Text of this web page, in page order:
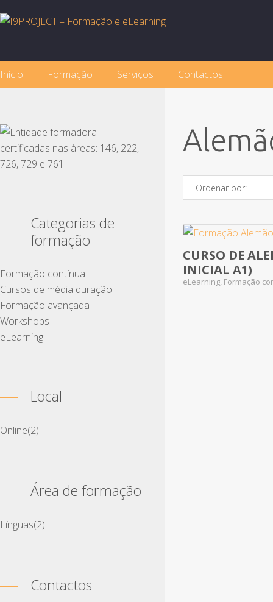
Início Formação Serviços Contactos
Ordenar por:
No Review Yet
CURSO DE
INICIAL A1)
eLearning, Formação
Categorias de
formação
Formação contínua
Cursos de média duração
Formação avançada
Workshops
eLearning
Local
Online(2)
Área de formação
Línguas(2)
Contactos